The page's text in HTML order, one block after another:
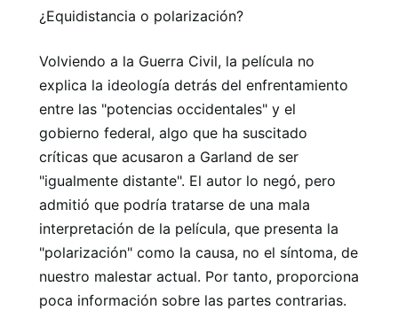
¿Equidistancia o polarización?
Volviendo a la Guerra Civil, la película no
explica la ideología detrás del enfrentamiento
entre las "potencias occidentales" y el
gobierno federal, algo que ha suscitado
críticas que acusaron a Garland de ser
"igualmente distante". El autor lo negó, pero
admitió que podría tratarse de una mala
interpretación de la película, que presenta la
"polarización" como la causa, no el síntoma, de
nuestro malestar actual. Por tanto, proporciona
poca información sobre las partes contrarias.